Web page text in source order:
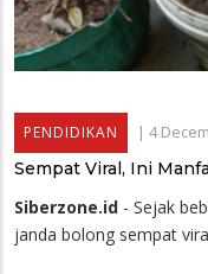
PENDIDIKAN | 4
Sempat Viral, Ini
Siberzone.id - Sejak
janda bolong sempat